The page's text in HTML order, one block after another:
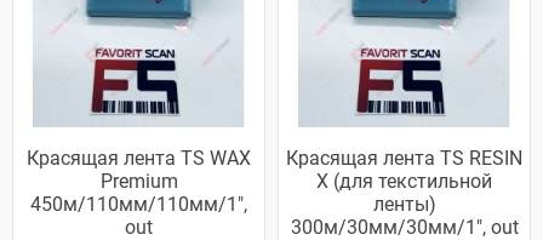
Красящая лента TS WAX
Premium
450м/110мм/110мм/1",
out
Красящая лента TS RESIN
X (для текстильной
ленты)
300м/30мм/30мм/1", out